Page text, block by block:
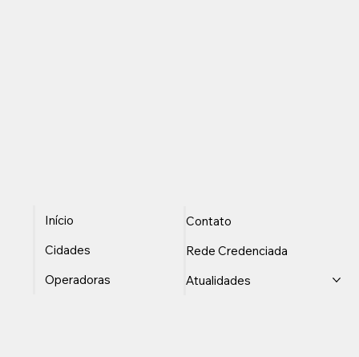
Início
Cidades
Operadoras
Contato
Rede Credenciada
Atualidades